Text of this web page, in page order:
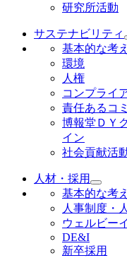
研究所活動
サステナビリティ
基本的な考
環境
人権
コンプライ
責任あるコ
博報堂ＤＹ
イン
社会貢献活
人材・採用
基本的な考
人事制度・
ウェルビー
DE&I
新卒採用